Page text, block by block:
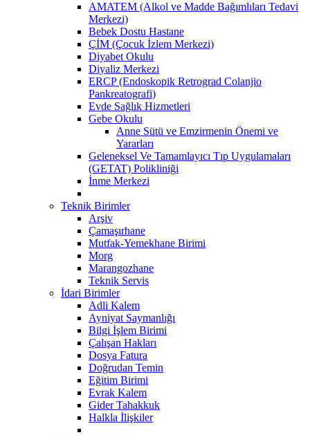
AMATEM (Alkol ve Madde Bağımlıları Tedavi
Merkezi)
Bebek Dostu Hastane
ÇİM (Çocuk İzlem Merkezi)
Diyabet Okulu
Diyaliz Merkezi
ERCP (Endoskopik Retrograd Colanjio
Pankreatografi)
Evde Sağlık Hizmetleri
Gebe Okulu
Anne Sütü ve Emzirmenin Önemi ve
Yararları
Geleneksel Ve Tamamlayıcı Tıp Uygulamaları
(GETAT) Polikliniği
İnme Merkezi
Teknik Birimler
Arşiv
Çamaşırhane
Mutfak-Yemekhane Birimi
Morg
Marangozhane
Teknik Servis
İdari Birimler
Adli Kalem
Ayniyat Saymanlığı
Bilgi İşlem Birimi
Çalışan Hakları
Dosya Fatura
Doğrudan Temin
Eğitim Birimi
Evrak Kalem
Gider Tahakkuk
Halkla İlişkiler